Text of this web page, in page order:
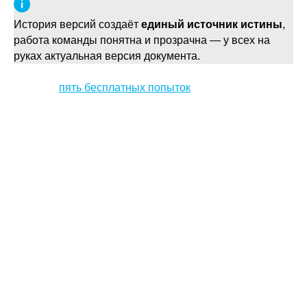
История версий создаёт единый источник истины,
работа команды понятна и прозрачна — у всех на
руках актуальная версия документа.
пять бесплатных попыток